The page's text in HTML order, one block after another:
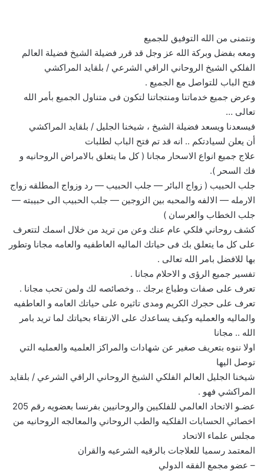
ونتمنى من الله التوفيق للجميع
ومعه بفضل وبركة الله عز وجل قد قرر فضيلة الشيخ فضيلة العالم
الفلكي الشيخ الروحاني الراقي الشرعي / بلقايد المراكشي
فتح الباب للتواصل مع الجميع .
وعرض جميع خدماتنا ومنتجاتنا لتكون فى متناول الجميع بأمر الله
تعالى …
فيسعدنا ويسعد فضيلة الشيخ ، شيخنا الجليل / بلقايد المراكشي
أن يعلن لسيادتكم .. انه قد تم فتح الباب لطلبات
علاج جميع انواع الاسحار مجانا ( كل ما يتعلق بالامراض الروحانيه و
فك السحر ).
جلب الحبيب ( زواج البائر — جلب الحبيب — رد وزواج المطلقه زواج
الارمله — الالفه والمحبه بين الزوجين — جلب الحبيب الى حبيبته —
جلب الخطاب والعرسان )
كشف روحاني فلكي عام عنك وعن من تريد من خلال اسمك لتتعرف
على كل ما يتعلق بك فى حياتك الماليه العاطفيه والعامه مجانا وتطور
بها للافضل بامر الله تعالى .
تفسير جميع الرؤى و الاحلام مجانا .
تعرف على صفات وطباع برجك .. وخصائصه لك ولمن تحب مجانا .
تعرف على حجرك الكريم ومدى تاثيره على حياتك العامه و العاطفيه
والماليه والعمليه وكيف يساعدك على الارتقاء بحياتك لما تريد بامر
الله .. مجانا
اولا ننوه بتعريف صغير عن شهادات والمراكز العلميه والعمليه التي
توصل اليها
شيخنا الجليل العالم الفلكي الشيخ الروحاني الراقي الشرعي / بلقايد
المراكشي فهو .
عضـو الاتحاد العالمي للفلكيين والروحانيين بفرنسا بعضويه رقم 205
اخصائي الحسابات الفلكيه والطب الروحاني والمعالجه الروحانيه من
مجلس علماء الاتحاد
المعتمد رسميا للعلاجات بالرقيه الشرعيه والقران
– عضو مجمع الفقه الدولي